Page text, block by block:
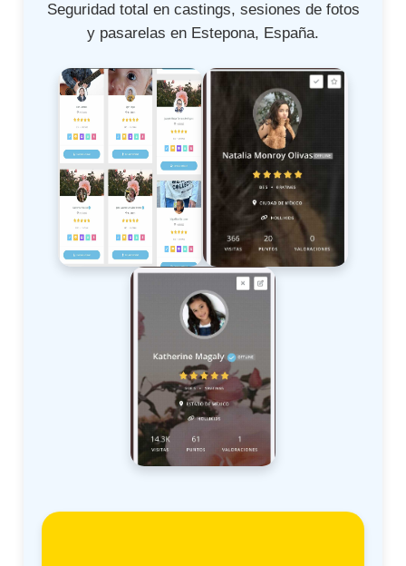
Seguridad total en castings, sesiones de fotos
y pasarelas en Estepona, España.